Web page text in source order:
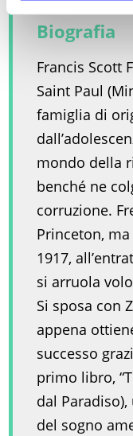
Biografia
Francis Scott
Saint Paul
famiglia di
mondo della
benché ne
corruzione.
Princeton,
1917,
si arruola
Si sposa con
appena
successo
primo libro,
dal
del sogno